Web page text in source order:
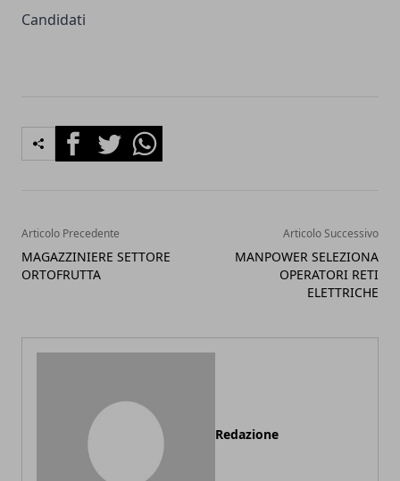
Candidati
FacebookTwitterWhatsapp
Articolo Precedente
MAGAZZINIERE SETTORE
ORTOFRUTTA
Articolo Successivo
MANPOWER SELEZIONA
OPERATORI RETI
ELETTRICHE
Redazione